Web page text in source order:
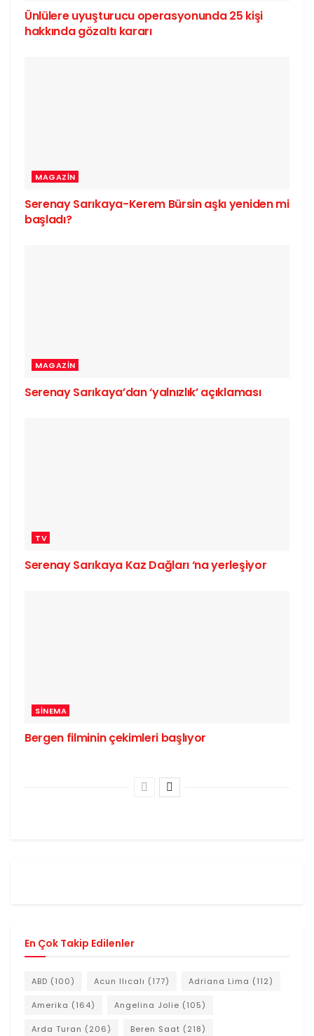
Ünlülere uyuşturucu operasyonunda 25 kişi
hakkında gözaltı kararı
MAGAZIN
Serenay Sarıkaya-Kerem Bürsin aşkı yeniden mi
başladı?
MAGAZIN
Serenay Sarıkaya’dan ‘yalnızlık’ açıklaması
TV
Serenay Sarıkaya Kaz Dağları ‘na yerleşiyor
SINEMA
Bergen filminin çekimleri başlıyor
En Çok Takip Edilenler
ABD (100) Acun Ilıcalı (177) Adriana Lima (112)
Amerika (164) Angelina Jolie (105)
Arda Turan (206) Beren Saat (218)